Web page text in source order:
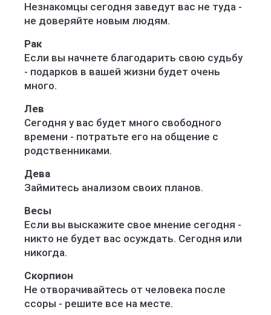
Незнакомцы сегодня заведут вас не туда -
не доверяйте новым людям.
Рак
Если вы начнете благодарить свою судьбу
- подарков в вашей жизни будет очень
много.
Лев
Сегодня у вас будет много свободного
времени - потратьте его на общение с
родственниками.
Дева
Займитесь анализом своих планов.
Весы
Если вы выскажите свое мнение сегодня -
никто не будет вас осуждать. Сегодня или
никогда.
Скорпион
Не отворачивайтесь от человека после
ссоры - решите все на месте.